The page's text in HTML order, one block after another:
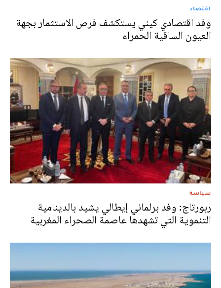
اقتصاد
وفد اقتصادي كيني يستكشف فرص الاستثمار بجهة
العيون الساقية الحمراء
سياسة
ربورتاج: وفد برلماني إيطالي يشيد بالدينامية
التنموية التي تشهدها عاصمة الصحراء المغربية